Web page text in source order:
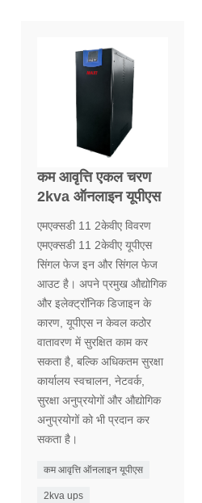
कम आवृत्ति एकल चरण
2kva ऑनलाइन यूपीएस
एमएक्सडी 11 2केवीए विवरण
एमएक्सडी 11 2केवीए यूपीएस
सिंगल फेज इन और सिंगल फेज
आउट है। अपने प्रमुख औद्योगिक
और इलेक्ट्रॉनिक डिजाइन के
कारण, यूपीएस न केवल कठोर
वातावरण में सुरक्षित काम कर
सकता है, बल्कि अधिकतम सुरक्षा
कार्यालय स्वचालन, नेटवर्क,
सुरक्षा अनुप्रयोगों और औद्योगिक
अनुप्रयोगों को भी प्रदान कर
सकता है।
कम आवृत्ति ऑनलाइन यूपीएस
2kva ups